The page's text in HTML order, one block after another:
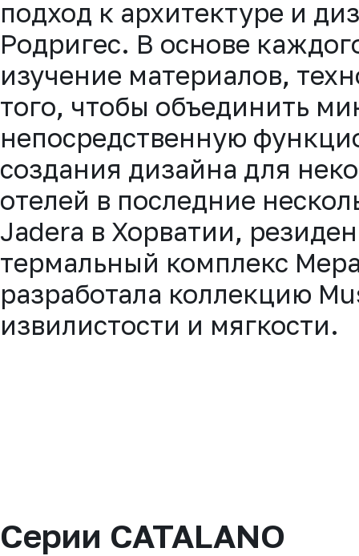
подход к архитектуре и
Родригес. В основе
изучение материалов,
того, чтобы объединить
непосредственную
создания дизайна для
отелей в последние
Jadera в Хорватии,
термальный комплекс
разработала коллекцию
извилистости и мягкости.
Серии CATALANO